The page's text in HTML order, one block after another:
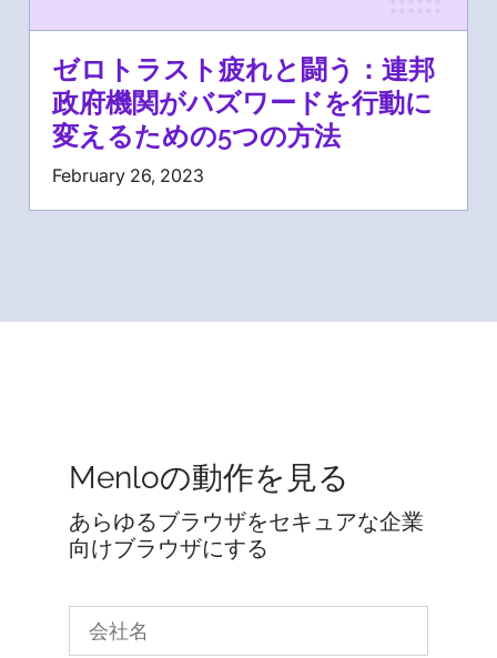
ゼロトラスト疲れと闘う：連邦
政府機関がバズワードを行動に
変えるための5つの方法
February 26, 2023
Menloの動作を見る
あらゆるブラウザをセキュアな企業
向けブラウザにする